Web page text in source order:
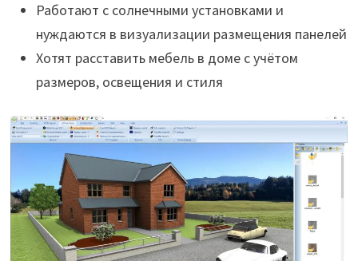
Работают с солнечными установками и
нуждаются в визуализации размещения панелей
Хотят расставить мебель в доме с учётом
размеров, освещения и стиля